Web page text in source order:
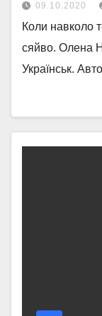
09.10.2020
Коли навколо
сяйво. Олена
Українськ.